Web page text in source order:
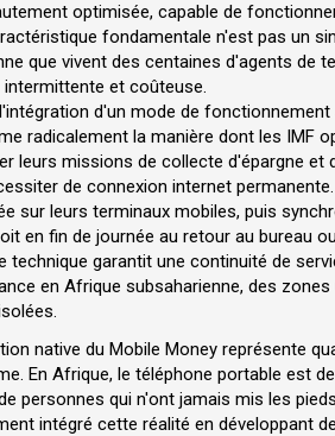
optimisée, capable de
fondamentale n'est pas un
que vivent des centaines d'agents de
intermittente et coûteuse.
d'un mode de
radicalement la manière dont les IMF
leurs missions de collecte d'épargne
de connexion internet
sur leurs terminaux mobiles, puis
en fin de journée au retour au bureau
technique garantit une continuité de
en Afrique subsaharienne, des
native du Mobile Money représente
En Afrique, le téléphone portable est
personnes qui n'ont jamais mis les
intégré cette réalité en développant